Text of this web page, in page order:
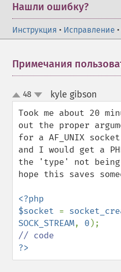
Нашли ошибку?
Инструкция • Исправление •
Примечания
up
down
48 kyle gibson
Took me about 20
out the proper
for a AF_UNIX
and I would get a
the 'type' not
hope this saves
<?php
$socket =
SOCK_STREAM, 0
?>